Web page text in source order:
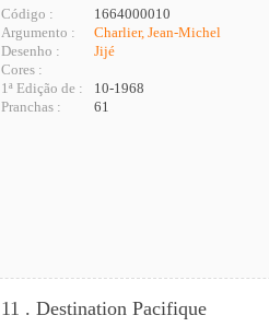
Código :
1664000010
Argumento :
Charlier, Jean-Michel
Desenho :
Jijé
Cores :
1ª Edição de :
10-1968
Pranchas :
61
11 . Destination Pacifique